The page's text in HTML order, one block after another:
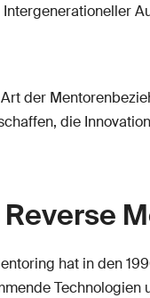
Intergenerationeller
der
die
hat in den